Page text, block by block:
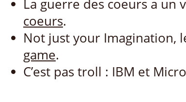
La guerre des coeurs a un
coeurs.
Not just your Imagination,
game.
C’est pas troll : IBM et